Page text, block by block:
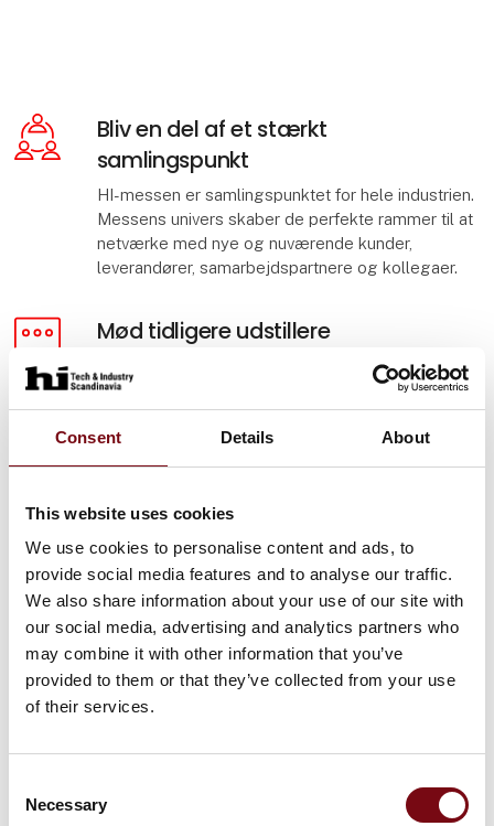
Consent Details About
This website uses cookies
We use cookies to personalise content and ads, to
provide social media features and to analyse our traffic.
We also share information about your use of our site with
our social media, advertising and analytics partners who
may combine it with other information that you’ve
provided to them or that they’ve collected from your use
of their services.
Selection
Necessary
Bliv en del af et stærkt
samlingspunkt
HI-messen er samlingspunktet for hele industrien.
Messens univers skaber de perfekte rammer til at
netværke med nye og nuværende kunder,
leverandører, samarbejdspartnere og kollegaer.
Mød tidligere udstillere
Hør hvorfor HI-messen er vigtigt for andre og få
inspiration til, hvordan du kan få samme udbytte.
Mød dem her
5 gode grunde
Se fem gode grunde til, hvorfor din virksomhed
skal være en del af HI Tech & Industry
Scandinavia.
Se dem her